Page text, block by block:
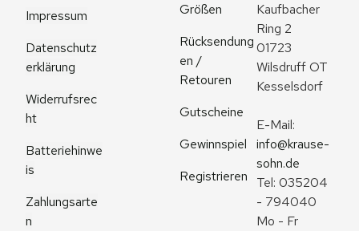
Impressum
Datenschutz
erklärung
Widerrufsrec
ht
Batteriehinwe
is
Zahlungsarte
n
Größen
Rücksendung
en /
Retouren
Gutscheine
Gewinnspiel
Registrieren
Kaufbacher
Ring 2
01723
Wilsdruff OT
Kesselsdorf
info@krause-
sohn.de
Tel: 035204
- 794040
Mo - Fr